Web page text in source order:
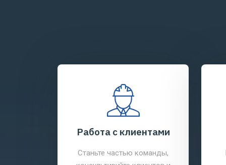
Работа с клиентами
Станьте частью команды,